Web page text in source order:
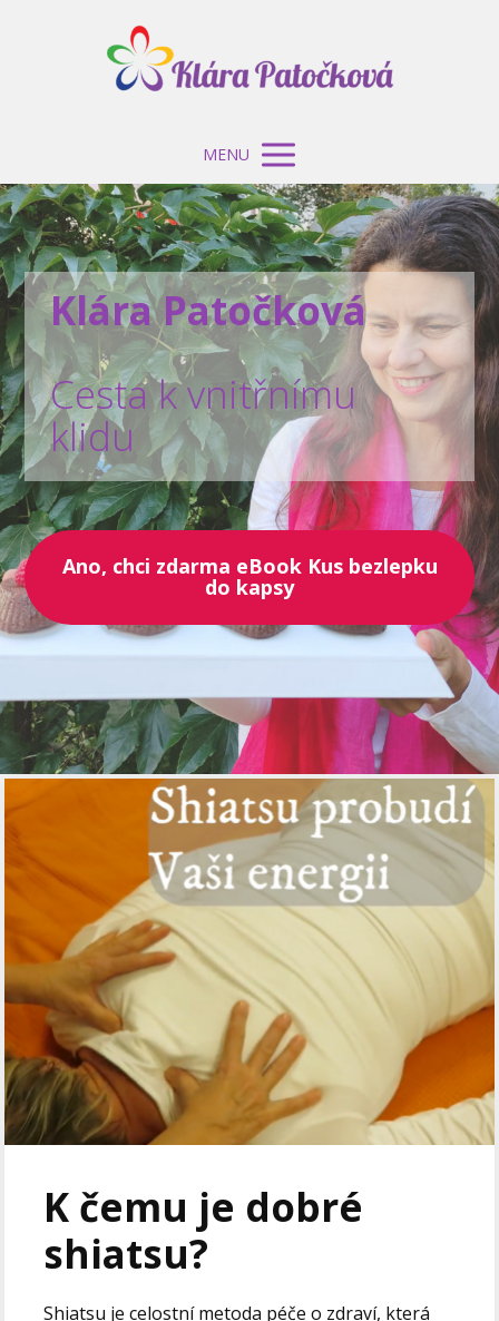
MENU
Klára Patočková
Cesta k vnitřnímu
klidu
Ano, chci zdarma eBook Kus bezlepku
do kapsy
K čemu je dobré
shiatsu?
Shiatsu je celostní metoda péče o zdraví, která